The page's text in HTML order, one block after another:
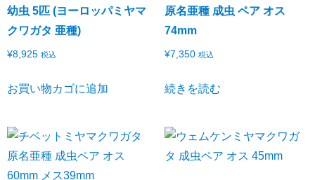
幼虫 5匹 (ヨーロッパミヤマ
クワガタ 亜種)
¥8,925 税込
お買い物カゴに追加
原名亜種 成虫 ペア オス
74mm
¥7,350 税込
続きを読む